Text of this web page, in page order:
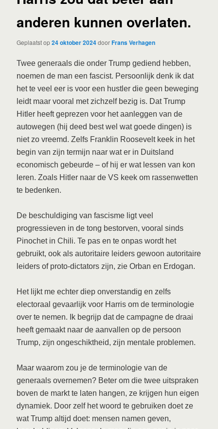
anderen kunnen overlaten.
Geplaatst op24 oktober 2024doorFrans Verhagen
Twee generaals die onder Trump gediend hebben,
noemen de man een fascist. Persoonlijk denk ik dat
het te veel eer is voor een hustler die geen beweging
leidt maar vooral met zichzelf bezig is. Dat Trump
Hitler heeft geprezen voor het aanleggen van de
autowegen (hij deed best wel wat goede dingen) is
niet zo vreemd. Zelfs Franklin Roosevelt keek in het
begin van zijn termijn naar wat er in Duitsland
economisch gebeurde – of hij er wat lessen van kon
leren. Zoals Hitler naar de VS keek om rassenwetten
te bedenken.
De beschuldiging van fascisme ligt veel
progressieven in de tong bestorven, vooral sinds
Pinochet in Chili. Te pas en te onpas wordt het
gebruikt, ook als autoritaire leiders gewoon autoritaire
leiders of proto-dictators zijn, zie Orban en Erdogan.
Het lijkt me echter diep onverstandig en zelfs
electoraal gevaarlijk voor Harris om de terminologie
over te nemen. Ik begrijp dat de campagne de draai
heeft gemaakt naar de aanvallen op de persoon
Trump, zijn ongeschiktheid, zijn mentale problemen.
Maar waarom zou je de terminologie van de
generaals overnemen? Beter om die twee uitspraken
boven de markt te laten hangen, ze krijgen hun eigen
dynamiek. Door zelf het woord te gebruiken doet ze
wat Trump altijd doet: mensen namen geven,